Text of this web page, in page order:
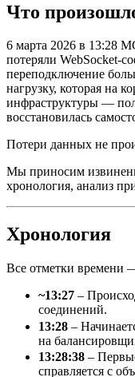
Что
6 марта 2026 в 13:28
потеряли WebSocket-
переподключение
нагрузку, которая на
инфраструктуры —
восстановилась
Потери данных не
Мы приносим
хронология, анализ
Хронология
Все отметки времени
~13:27 –
соединений.
13:28 –
на
13:28:38 –
справляется с